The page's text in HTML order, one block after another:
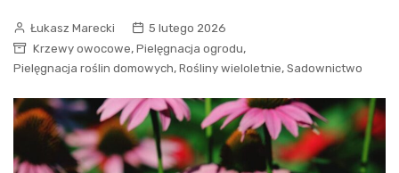
Łukasz Marecki
5 lutego 2026
Krzewy owocowe, Pielęgnacja ogrodu,
Pielęgnacja roślin domowych, Rośliny wieloletnie, Sadownictwo